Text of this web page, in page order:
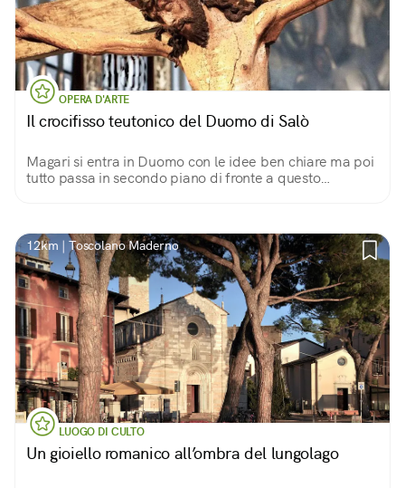
OPERA D'ARTE
Il crocifisso teutonico del Duomo di Salò
Magari si entra in Duomo con le idee ben chiare ma poi
tutto passa in secondo piano di fronte a questo
12km | Toscolano Maderno
LUOGO DI CULTO
Un gioiello romanico all’ombra del lungolago